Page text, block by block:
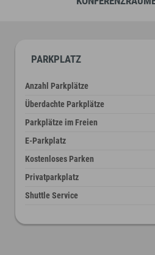
PARKPLATZ
Anzahl Parkplätze
Überdachte Parkplätze
Parkplätze im Freien
E-Parkplatz
Kostenloses Parken
Privatparkplatz
Shuttle Service